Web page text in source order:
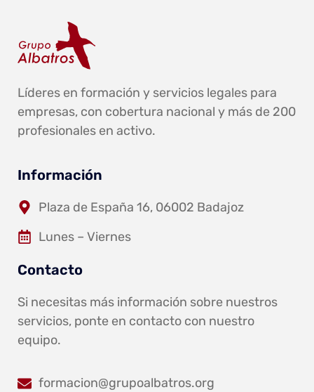
Líderes en formación y servicios legales para
empresas, con cobertura nacional y más de 200
profesionales en activo.
Información
Plaza de España 16, 06002 Badajoz
Lunes – Viernes
Contacto
Si necesitas más información sobre nuestros
servicios, ponte en contacto con nuestro
equipo.
formacion@grupoalbatros.org